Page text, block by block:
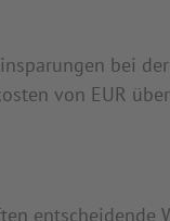
bei
von EUR
entscheidende